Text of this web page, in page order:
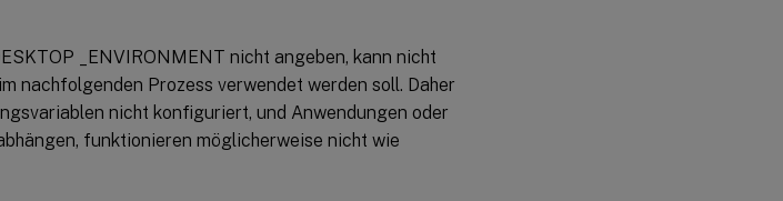
_ENVIRONMENT nicht angeben, kann nicht
nachfolgenden Prozess verwendet werden soll. Daher
nicht konfiguriert, und Anwendungen oder
funktionieren möglicherweise nicht wie